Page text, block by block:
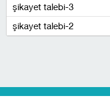
şikayet talebi-3
şikayet talebi-2